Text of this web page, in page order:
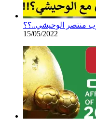
منتصر الوحيشي..؟؟
15/05/2022